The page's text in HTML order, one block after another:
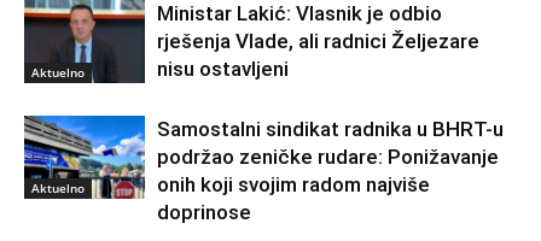
Aktuelno
Ministar Lakić: Vlasnik je odbio
rješenja Vlade, ali radnici Željezare
nisu ostavljeni
Aktuelno
Samostalni sindikat radnika u BHRT-u
podržao zeničke rudare: Ponižavanje
onih koji svojim radom najviše
doprinose